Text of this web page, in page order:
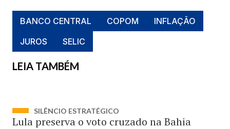
BANCO CENTRAL COPOM
INFLAÇÃO
JUROS
SELIC
LEIA TAMBÉM
SILÊNCIO ESTRATÉGICO
Lula preserva o voto cruzado na Bahia